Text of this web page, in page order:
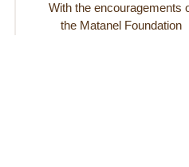
With the encouragements
the Matanel Foundation